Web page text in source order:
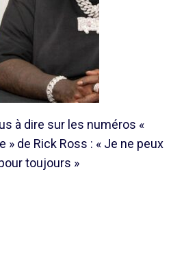
à dire sur les numéros «
» de Rick Ross : « Je ne peux
toujours »